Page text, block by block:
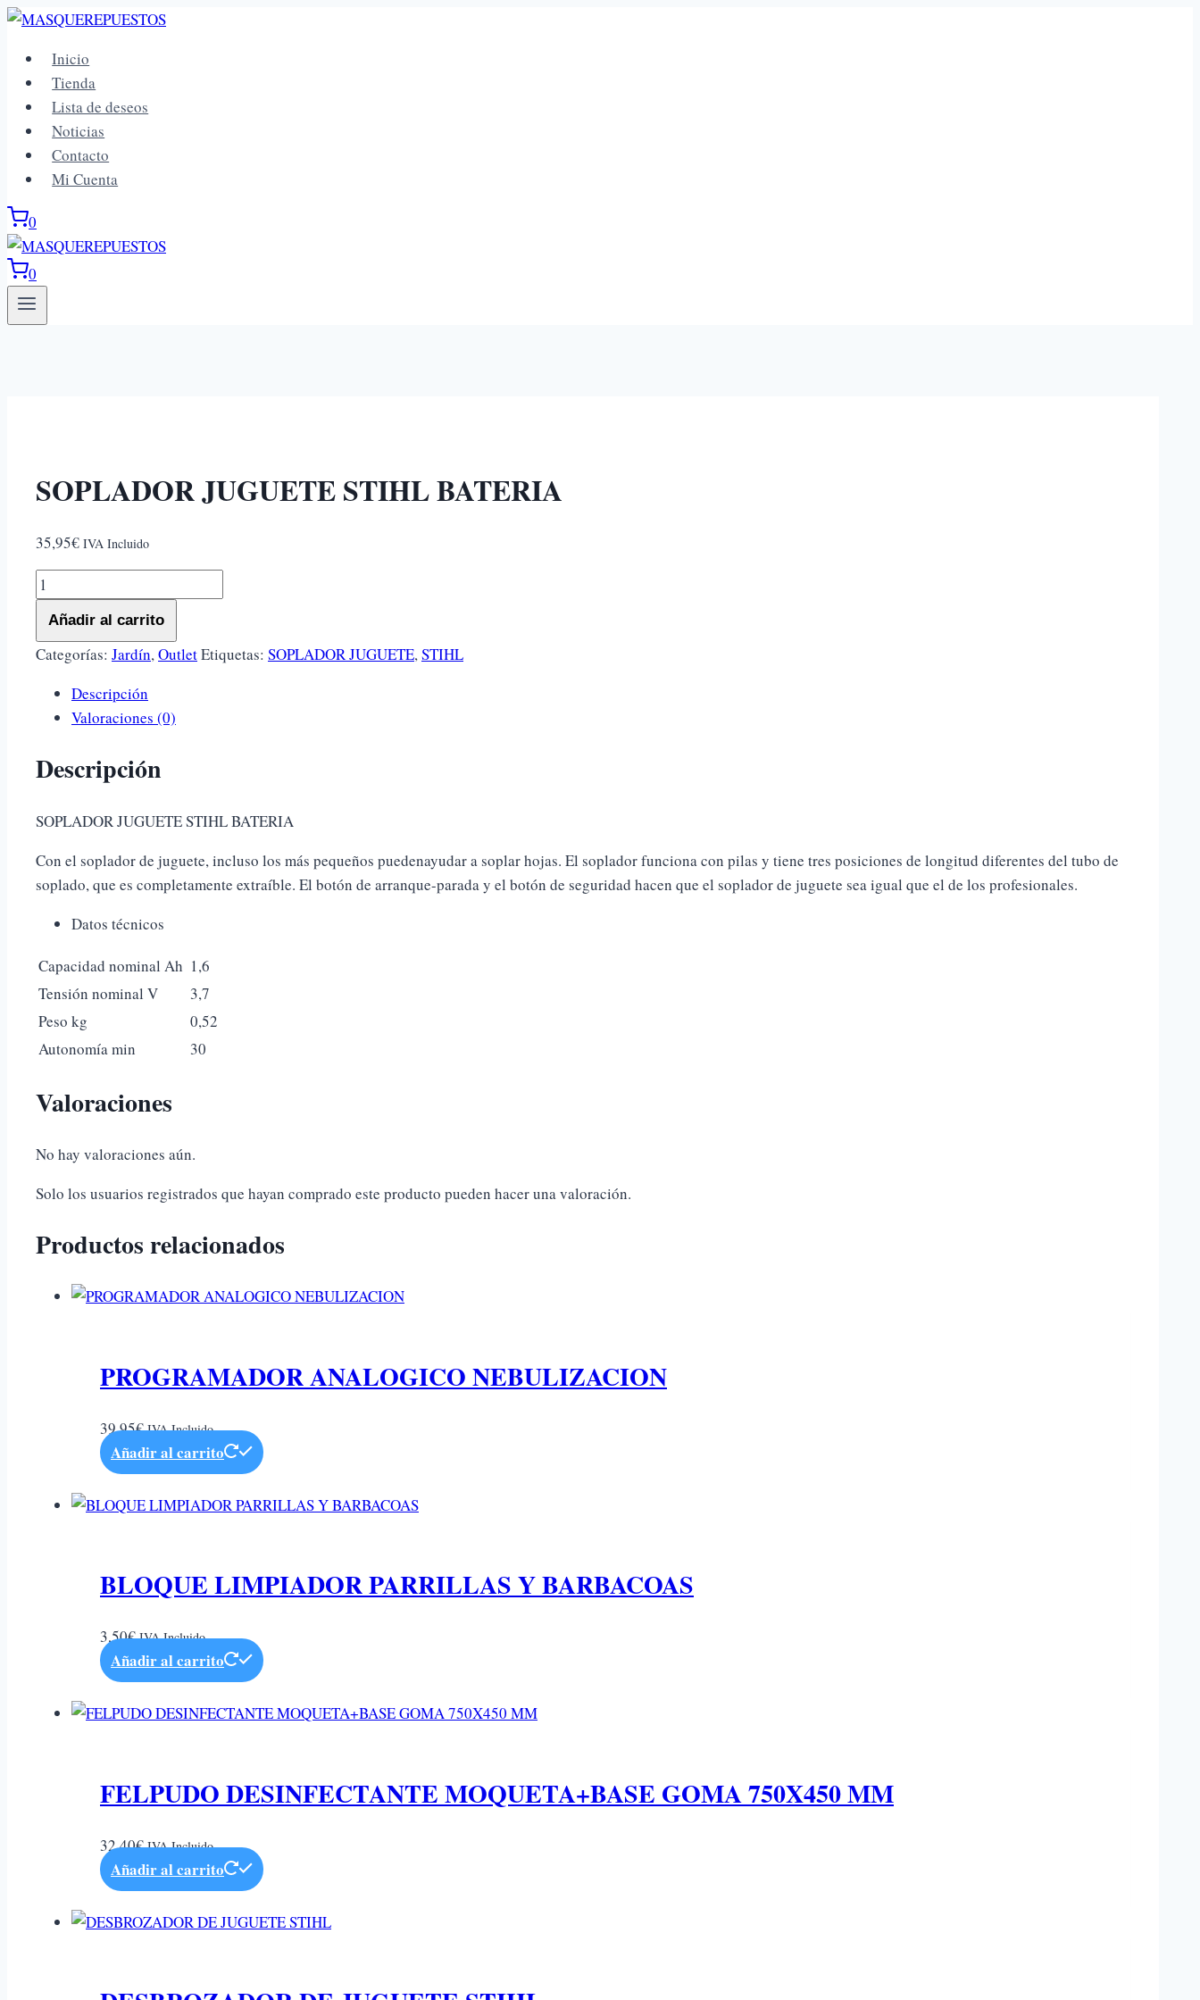
Saltar
contenidoInicio
Tienda
Lista de deseos
Noticias
Contacto
Mi Cuenta
0
0
SOPLADOR JUGUETE STIHL BATERIA
35,95€ IVA Incluido
SOPLADOR
JUGUETE
STIHL
BATERIA
Añadir al carrito
Categorías: Jardín,OutletEtiquetas: SOPLADOR JUGUETE,STIHL
Descripción
Valoraciones (0)
Descripción
SOPLADOR JUGUETE STIHL BATERIA
Con el soplador de juguete, incluso los más pequeños puedenayudar a soplar hojas. El soplador funciona con pilas y tiene tres posiciones de longitud diferentes del tubo de
soplado, que es completamente extraíble. El botón de arranque-parada y el botón de seguridad hacen que el soplador de juguete sea igual que el de los profesionales.
Datos técnicos
Capacidad nominal Ah 1,6
Tensión nominal V
3,7
Peso kg
0,52
Autonomía min
30
Valoraciones
No hay valoraciones aún.
Solo los usuarios registrados que hayan comprado este producto pueden hacer una valoración.
Productos relacionados
PROGRAMADOR ANALOGICO NEBULIZACION
39,95€ IVA Incluido
Añadir al carrito
BLOQUE LIMPIADOR PARRILLAS Y BARBACOAS
3,50€ IVA Incluido
Añadir al carrito
FELPUDO DESINFECTANTE MOQUETA+BASE GOMA 750X450 MM
32,40€ IVA Incluido
Añadir al carrito